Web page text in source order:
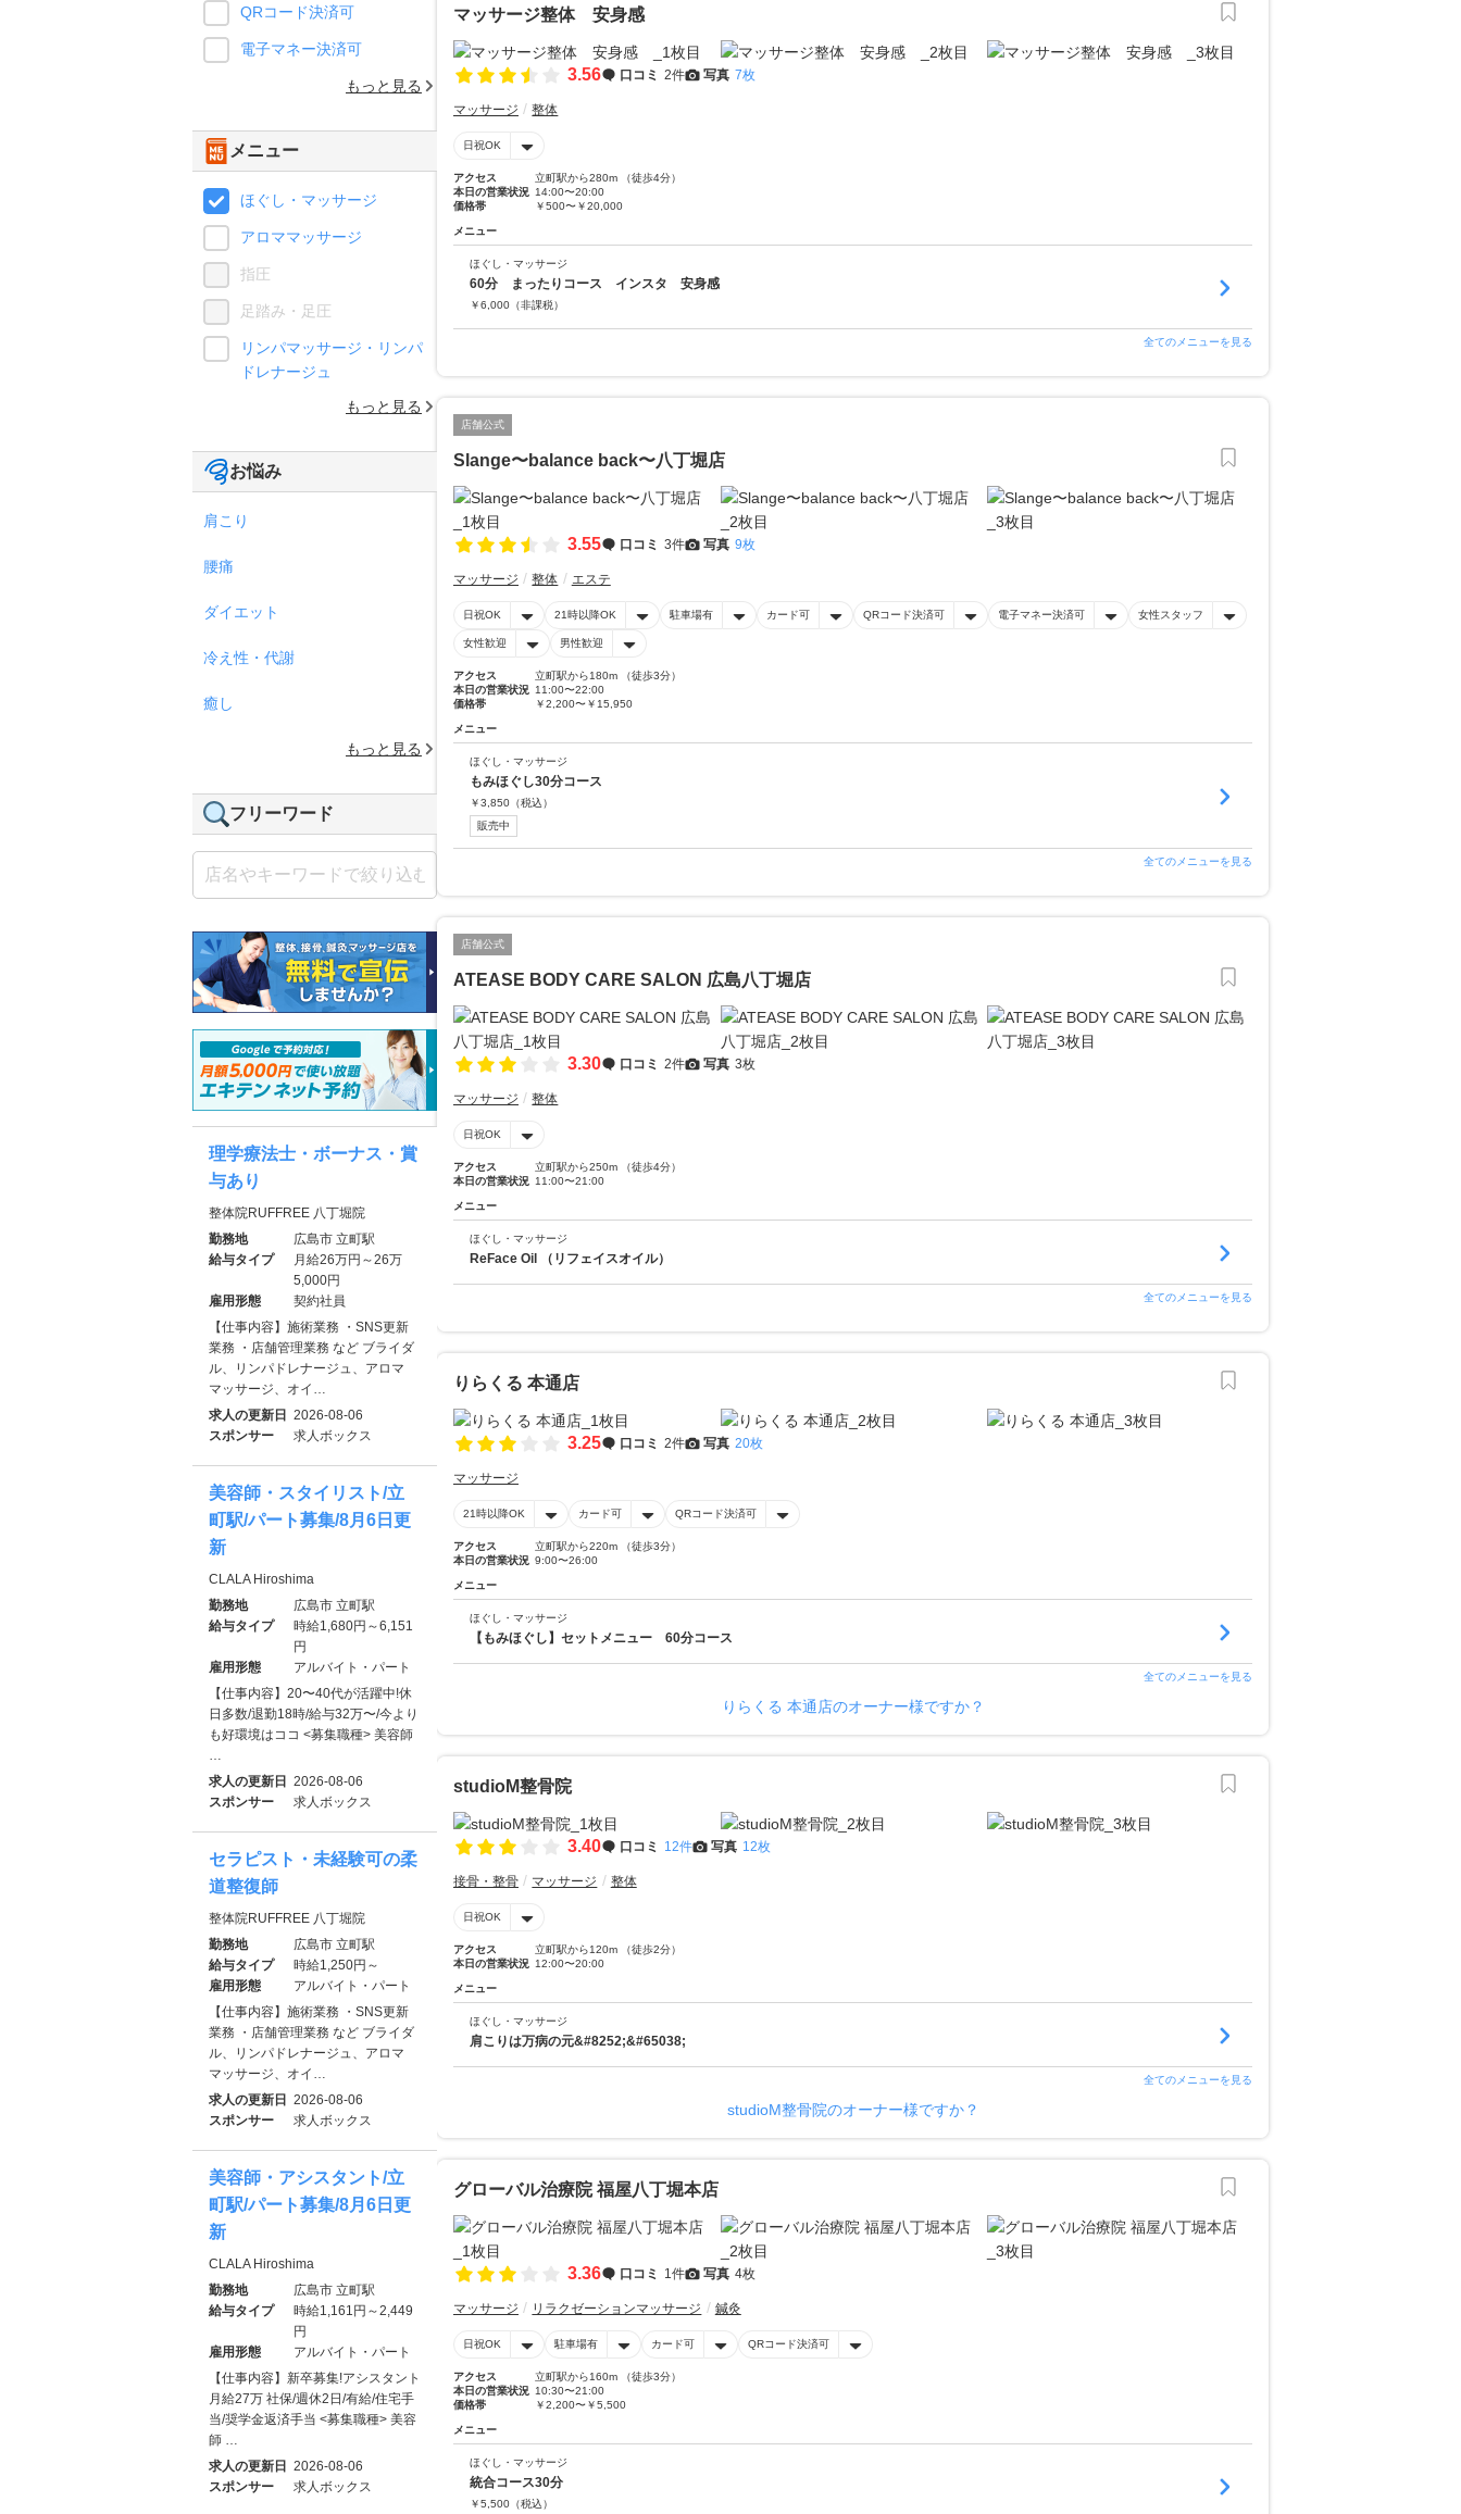
マッサージ整体 安身感
3.56 口コミ 2件 写真 7枚
マッサージ 整体
日祝OK
アクセス
立町駅から280m （徒歩4分）
本日の営業状況 14:00〜20:00
価格帯
￥500〜￥20,000
メニュー
ほぐし・マッサージ
60分 まったりコース インスタ 安身感
￥6,000 （非課税）
全てのメニューを見る
店舗公式
Slange〜balance back〜八丁堀店
3.55 口コミ 3件 写真 9枚
マッサージ 整体 エステ
日祝OK 21時以降OK 駐車場有 カード可 QRコード決済可 電子マネー決済可 女性スタッフ
女性歓迎 男性歓迎
アクセス
立町駅から180m （徒歩3分）
本日の営業状況 11:00〜22:00
価格帯
￥2,200〜￥15,950
メニュー
ほぐし・マッサージ
もみほぐし30分コース
￥3,850 （税込）
販売中
全てのメニューを見る
店舗公式
ATEASE BODY CARE SALON 広島八丁堀店
3.30 口コミ 2件 写真 3枚
マッサージ 整体
日祝OK
アクセス
立町駅から250m （徒歩4分）
本日の営業状況 11:00〜21:00
メニュー
ほぐし・マッサージ
ReFace Oil （リフェイスオイル）
全てのメニューを見る
りらくる 本通店
3.25 口コミ 2件 写真 20枚
マッサージ
21時以降OK カード可 QRコード決済可
アクセス
立町駅から220m （徒歩3分）
本日の営業状況 9:00〜26:00
メニュー
ほぐし・マッサージ
【もみほぐし】セットメニュー 60分コース
全てのメニューを見る
りらくる 本通店のオーナー様ですか？
studioM整骨院
3.40 口コミ 12件 写真 12枚
接骨・整骨 マッサージ 整体
日祝OK
アクセス
立町駅から120m （徒歩2分）
本日の営業状況 12:00〜20:00
メニュー
ほぐし・マッサージ
肩こりは万病の元&#8252;&#65038;
全てのメニューを見る
studioM整骨院のオーナー様ですか？
グローバル治療院 福屋八丁堀本店
3.36 口コミ 1件 写真 4枚
マッサージ リラクゼーションマッサージ 鍼灸
日祝OK 駐車場有 カード可 QRコード決済可
アクセス
立町駅から160m （徒歩3分）
本日の営業状況 10:30〜21:00
価格帯
￥2,200〜￥5,500
メニュー
ほぐし・マッサージ
統合コース30分
￥5,500 （税込）
QRコード決済可
電子マネー決済可
もっと見る
メニュー
ほぐし・マッサージ
アロママッサージ
指圧
足踏み・足圧
リンパマッサージ・リンパ
ドレナージュ
もっと見る
お悩み
肩こり
腰痛
ダイエット
冷え性・代謝
癒し
もっと見る
フリーワード
理学療法士・ボーナス・賞
与あり
整体院RUFFREE 八丁堀院
勤務地
広島市 立町駅
給与タイプ
月給26万円～26万
5,000円
雇用形態
契約社員
【仕事内容】施術業務 ・SNS更新
業務 ・店舗管理業務 など ブライダ
ル、リンパドレナージュ、アロマ
マッサージ、オイ…
求人の更新日 2026-08-06
スポンサー
求人ボックス
美容師・スタイリスト/立
町駅/パート募集/8月6日更
新
CLALA Hiroshima
勤務地
広島市 立町駅
給与タイプ
時給1,680円～6,151
円
雇用形態
アルバイト・パート
【仕事内容】20〜40代が活躍中!休
日多数/退勤18時/給与32万〜/今より
も好環境はココ <募集職種> 美容師
求人の更新日 2026-08-06
スポンサー
求人ボックス
セラピスト・未経験可の柔
道整復師
整体院RUFFREE 八丁堀院
勤務地
広島市 立町駅
給与タイプ
時給1,250円～
雇用形態
アルバイト・パート
【仕事内容】施術業務 ・SNS更新
業務 ・店舗管理業務 など ブライダ
ル、リンパドレナージュ、アロマ
マッサージ、オイ…
求人の更新日 2026-08-06
スポンサー
求人ボックス
美容師・アシスタント/立
町駅/パート募集/8月6日更
新
CLALA Hiroshima
勤務地
広島市 立町駅
給与タイプ
時給1,161円～2,449
円
雇用形態
アルバイト・パート
【仕事内容】新卒募集!アシスタント
月給27万 社保/週休2日/有給/住宅手
当/奨学金返済手当 <募集職種> 美容
師 …
求人の更新日 2026-08-06
スポンサー
求人ボックス